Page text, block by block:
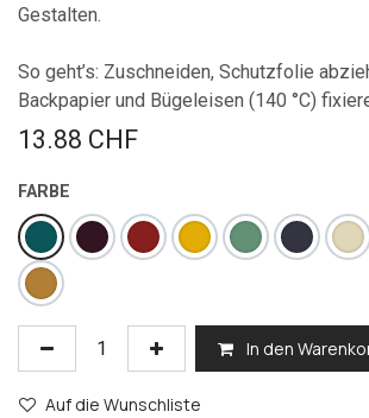
Gestalten.
So geht’s: Zuschneiden, Schutzfolie
Backpapier und Bügeleisen (140 °C)
13.88 CHF
FARBE
In den
Auf die Wunschliste